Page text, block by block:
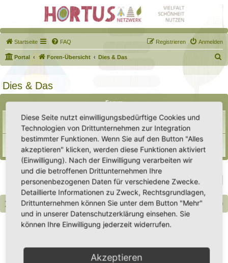
Startseite FAQ Anmelden
Registrieren
Portal Foren-Übersicht Dies & Das
u
h
Dies & Das
Forum
Samentauschpaket
Themen:7
Biete / Suche / Tausche
Themen:10
Gehe zu
Portal Foren-Übersicht Alle Zeiten sindUTC+02:00
Copyright - Hortus-Netzwerk.de unterstützt durch phpBB
Diese Seite nutzt einwilligungsbedürftige Cookies und
Technologien von Drittunternehmen zur Integration
bestimmter Funktionen. Wenn Sie auf den Button "Alles
akzeptieren" klicken, werden diese Funktionen aktiviert
(Einwilligung). Nach der Einwilligung verarbeiten wir
und die betroffenen Drittunternehmen Ihre
personenbezogenen Daten für verschiedene Zwecke.
Detaillierte Informationen zu Zweck, Rechtsgrundlagen,
Drittunternehmen können Sie unter dem Button "Mehr"
und in unserer Datenschutzerklärung einsehen. Sie
können Ihre Einwilligung jederzeit widerrufen.
Akzeptieren